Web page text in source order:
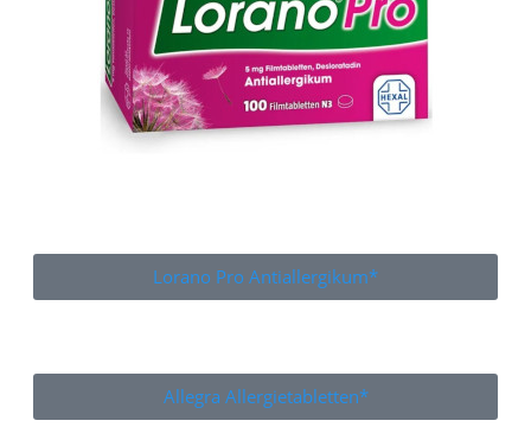
Lorano Pro Antiallergikum*
Allegra Allergietabletten*